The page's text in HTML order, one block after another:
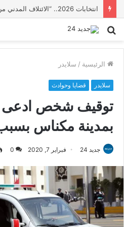
بحث
الرئيسية / سلايدر
سلايدر قضايا وحوادث
توقيف شخص ادعى
بمدينة مكناس
جديد 24 فبراير 7, 2020 0